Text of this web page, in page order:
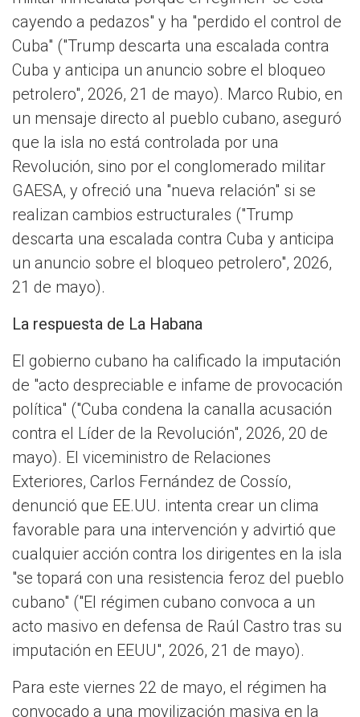
cayendo a pedazos" y ha "perdido el control de
Cuba" ("Trump descarta una escalada contra
Cuba y anticipa un anuncio sobre el bloqueo
petrolero", 2026, 21 de mayo). Marco Rubio, en
un mensaje directo al pueblo cubano, aseguró
que la isla no está controlada por una
Revolución, sino por el conglomerado militar
GAESA, y ofreció una "nueva relación" si se
realizan cambios estructurales ("Trump
descarta una escalada contra Cuba y anticipa
un anuncio sobre el bloqueo petrolero", 2026,
21 de mayo).
La respuesta de La Habana
El gobierno cubano ha calificado la imputación
de "acto despreciable e infame de provocación
política" ("Cuba condena la canalla acusación
contra el Líder de la Revolución", 2026, 20 de
mayo). El viceministro de Relaciones
Exteriores, Carlos Fernández de Cossío,
denunció que EE.UU. intenta crear un clima
favorable para una intervención y advirtió que
cualquier acción contra los dirigentes en la isla
"se topará con una resistencia feroz del pueblo
cubano" ("El régimen cubano convoca a un
acto masivo en defensa de Raúl Castro tras su
imputación en EEUU", 2026, 21 de mayo).
Para este viernes 22 de mayo, el régimen ha
convocado a una movilización masiva en la